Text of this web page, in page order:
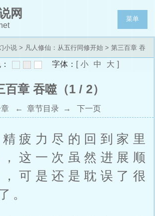
网 菜单
小说 > 凡人修仙：从五行同修开始 > 第三百章 吞
字体： [ 小 中 大 ]
百章 吞噬（1 / 2）
章 ← 章节目录 → 下一页
疲力尽的回到家里
这一次虽然进展顺
可是还是耽误了很
。